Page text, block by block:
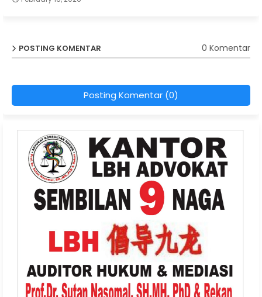
POSTING KOMENTAR 0 Komentar
Posting Komentar (0)